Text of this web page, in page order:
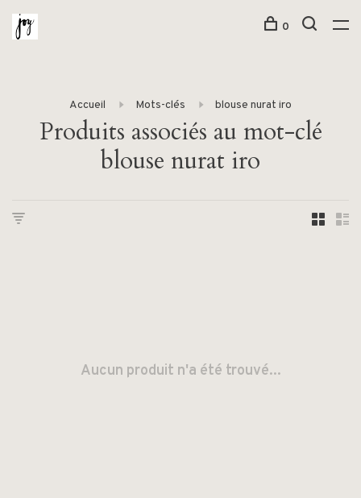
0
Accueil Mots-clés blouse nurat iro
Produits associés au mot-clé
blouse nurat iro
Aucun produit n'a été trouvé...